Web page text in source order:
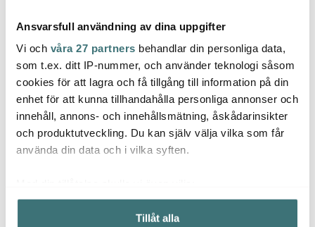
Ansvarsfull användning av dina uppgifter
Vi och våra 27 partners behandlar din personliga data,
som t.ex. ditt IP-nummer, och använder teknologi såsom
cookies för att lagra och få tillgång till information på din
enhet för att kunna tillhandahålla personliga annonser och
innehåll, annons- och innehållsmätning, åskådarinsikter
och produktutveckling. Du kan själv välja vilka som får
använda din data och i vilka syften.
Samla in information om din geografiska plats som
kan ha en noggrannhet på upp till flera meter
Tillåt alla
Martinex
Pippi L bakar Visp 5 cm
Flerfärgad
119 kr
Martinex
Mumin mugg med
sugrör 45 cl
blomsterhjärta
119 kr